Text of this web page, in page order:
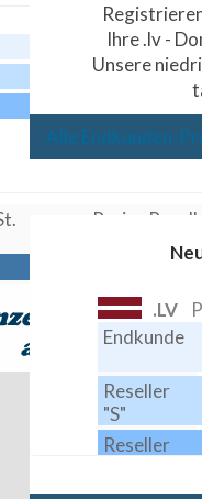
Preise
Ihre .lv -
Unsere
Alle Endkunden-
.LV
Endkunde
Reseller
"S"
Reseller